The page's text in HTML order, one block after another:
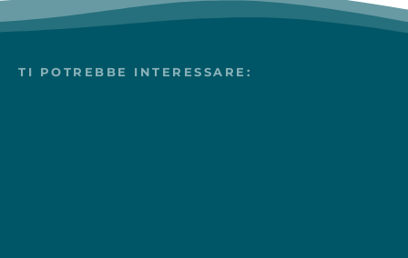
TI POTREBBE INTERESSARE: